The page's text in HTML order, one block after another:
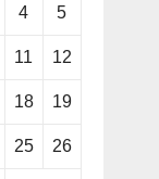
4 5
11 12
18 19
25 26